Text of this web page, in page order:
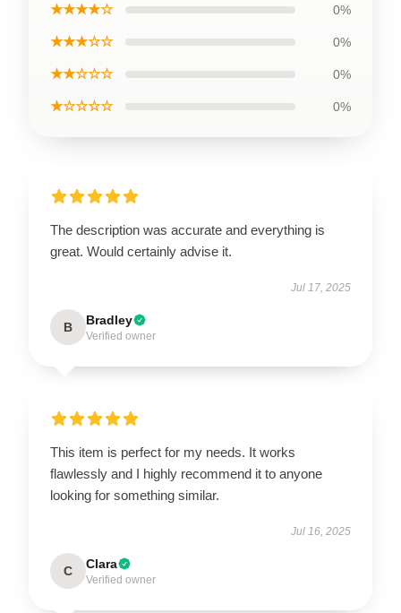
★★★★☆ 0%
★★★☆☆ 0%
★★☆☆☆ 0%
★☆☆☆☆ 0%
The description was accurate and everything is
great. Would certainly advise it.
Jul 17, 2025
B Bradley
Verified owner
This item is perfect for my needs. It works
flawlessly and I highly recommend it to anyone
looking for something similar.
Jul 16, 2025
C Clara
Verified owner